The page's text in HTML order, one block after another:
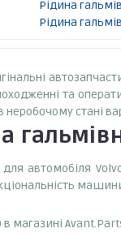
Рідина
Рідина
та
стані
автомобіля
магазині